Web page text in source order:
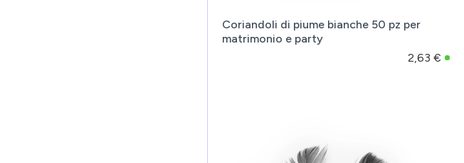
Coriandoli di piume bianche 50 pz per
matrimonio e party
2,63 €